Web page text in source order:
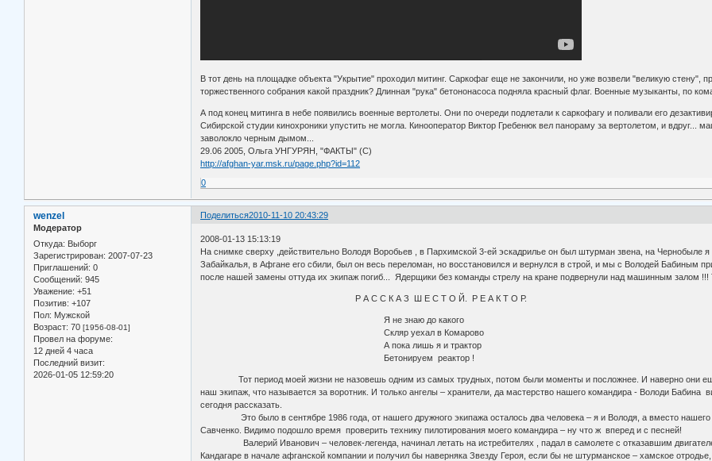
В тот день на площадке объекта "Укрытие" проходил митинг. Саркофаг еще не закончили, но уже возвели "великую стену",
торжественного собрания какой праздник? Длинная "рука" бетононасоса подняла красный флаг. Военные музыканты, по
А под конец митинга в небе появились военные вертолеты. Они по очереди подлетали к саркофагу и поливали его
Сибирской студии кинохроники упустить не могла. Кинооператор Виктор Гребенюк вел панораму за вертолетом, и вдруг...
заволокло черным дымом...
29.06 2005, Ольга УНГУРЯН, "ФАКТЫ" (С)
http://afghan-yar.msk.ru/page.php?id=112
0
Поделиться2010-11-10 20:43:29
wenzel
Модератор
Откуда: Выборг
Зарегистрирован: 2007-07-23
Приглашений: 0
Сообщений: 945
Уважение: +51
Позитив: +107
Пол: Мужской
Возраст: 70 [1956-08-01]
Провел на форуме:
12 дней 4 часа
Последний визит:
2026-01-05 12:59:20
2008-01-13 15:13:19
На снимке сверху ,действительно Володя Воробьев , в Пархимской 3-ей эскадрилье он был штурман звена, на Чернобыле
Забайкалья, в Афгане его сбили, был он весь переломан, но восстановился и вернулся в строй, и мы с Володей Бабиным
после нашей замены оттуда их экипаж погиб... Ядерщики без команды стрелу на кране подвернули над машинным залом
Р А С С К А З Ш Е С Т О Й. Р Е А К Т О Р.
Я не знаю до какого
Скляр уехал в Комарово
А пока лишь я и трактор
Бетонируем реактор !
Тот период моей жизни не назовешь одним из самых трудных, потом были моменты и посложнее. И наверно они еще
наш экипаж, что называется за воротник. И только ангелы – хранители, да мастерство нашего командира - Володи Бабина
сегодня рассказать.
Это было в сентябре 1986 года, от нашего дружного экипажа осталось два человека – я и Володя, а вместо нашего
Савченко. Видимо подошло время проверить технику пилотирования моего командира – ну что ж вперед и с песней!
Валерий Иванович – человек-легенда, начинал летать на истребителях , падал в самолете с отказавшим
Кандагаре в начале афганской компании и получил бы наверняка Звезду Героя, если бы не штурманское – хамское